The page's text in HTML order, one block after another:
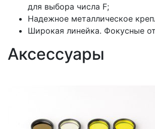
для выбора числа F;
Надежное металлическое
Широкая линейка. Фокусные
Аксессуары